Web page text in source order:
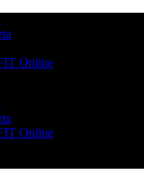
Online
Online